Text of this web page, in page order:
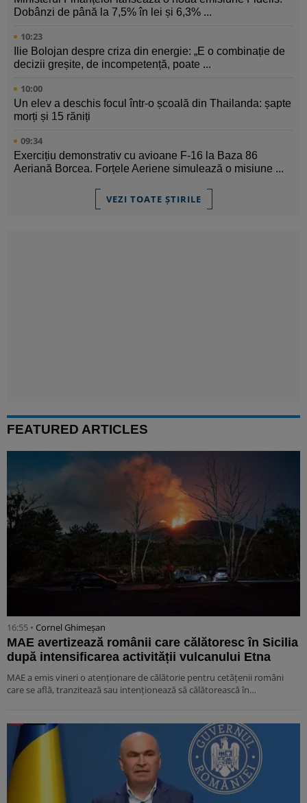
Dobânzi de până la 7,5% în lei și 6,3% ...
10:23
Ilie Bolojan despre criza din energie: „E o combinație de
decizii greșite, de incompetență, poate ...
10:00
Un elev a deschis focul într-o școală din Thailanda: șapte
morți și 15 răniți
09:34
Exercițiu demonstrativ cu avioane F-16 la Baza 86
Aeriană Borcea. Forțele Aeriene simulează o misiune ...
VEZI TOATE ȘTIRILE
FEATURED ARTICLES
16:55 • Cornel Ghimeșan
MAE avertizează românii care călătoresc în Sicilia
după intensificarea activității vulcanului Etna
MAE a emis vineri o atenționare de călătorie pentru cetățenii români
care se află, tranzitează sau intenționează să călătorească în…